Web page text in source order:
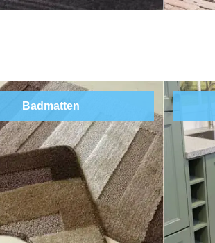
Badmatten